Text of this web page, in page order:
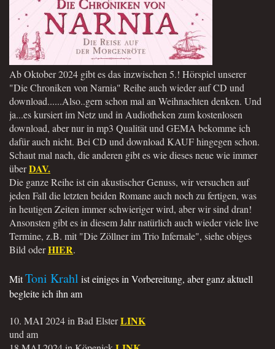
Ab Oktober 2024 gibt es das inzwischen 5.! Hörspiel unserer
"Die Chroniken von Narnia" Reihe auch wieder auf CD und
download......Also..gern schon mal an Weihnachten denken. Und
ja...es kursiert im Netz und in Audiotheken zum kostenlosen
download, aber nur in mp3 Qualität und GEMA bekomme ich
dafür auch nicht. Bei CD und download KAUF hingegen schon.
Schaut mal nach, die anderen gibt es wie dieses neue wie immer
überDAV.
Die ganze Reihe ist ein akustischer Genuss, wir versuchen auf
jeden Fall die letzten beiden Romane auch noch zu fertigen, was
in heutigen Zeiten immer schwieriger wird, aber wir sind dran!
Ansonsten gibt es in diesem Jahr natürlich auch wieder viele live
Termine, z.B. mit "Die Zöllner im Trio Infernale", siehe obiges
Bild oderHIER.
MitToni Krahl ist einiges in Vorbereitung, aber ganz aktuell
begleite ich ihn am
10. MAI 2024 in Bad ElsterLINK
und am